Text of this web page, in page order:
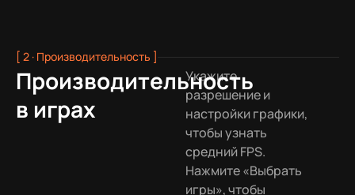
[ 2 · Производительность ]
Производительность
в играх
Укажите
разрешение и
настройки графики,
чтобы узнать
средний FPS.
Нажмите «Выбрать
игры», чтобы